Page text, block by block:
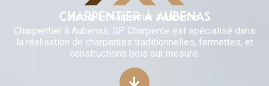
Accueil>Charpentier à Aubenas
CHARPENTIER À AUBENAS
Charpentier à Aubenas, SP Charpente est spécialisé dans
la réalisation de charpentes traditionnelles, fermettes, et
constructions bois sur mesure.